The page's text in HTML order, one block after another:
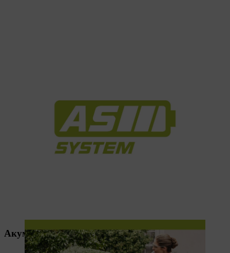
Акумуляторна система AS